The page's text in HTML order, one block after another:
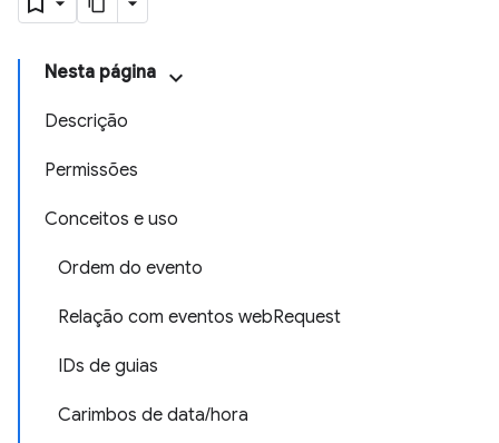
Nesta página
Descrição
Permissões
Conceitos e uso
Ordem do evento
Relação com eventos webRequest
IDs de guias
Carimbos de data/hora